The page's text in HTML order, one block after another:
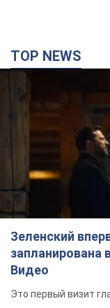
TOP NEWS
Зеленский
запланирована
Видео
Это первый визит